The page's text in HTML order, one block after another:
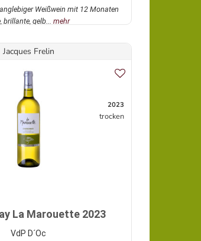
Weißwein mit 12 Monaten
brillante, gelb... mehr
Jacques Frelin
2023
trocken
La Marouette 2023
VdP D´Oc